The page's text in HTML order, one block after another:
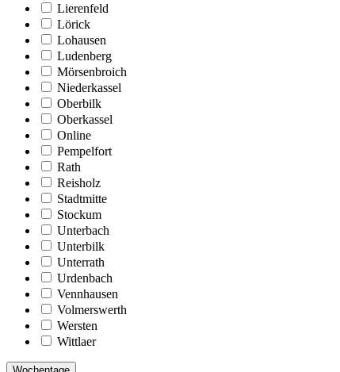
Lierenfeld
Lörick
Lohausen
Ludenberg
Mörsenbroich
Niederkassel
Oberbilk
Oberkassel
Online
Pempelfort
Rath
Reisholz
Stadtmitte
Stockum
Unterbach
Unterbilk
Unterrath
Urdenbach
Vennhausen
Volmerswerth
Wersten
Wittlaer